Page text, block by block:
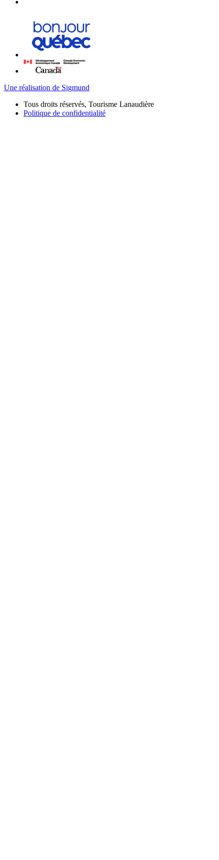
Une réalisation de Sigmund
Tous droits réservés, Tourisme Lanaudière
Politique de confidentialité